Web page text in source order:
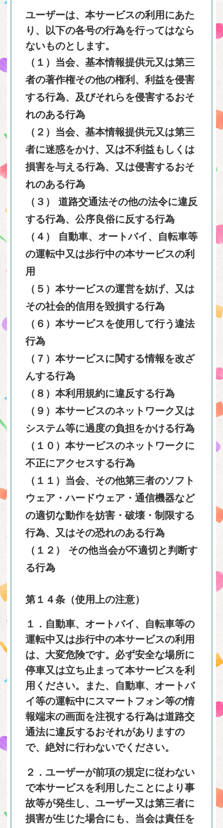
ユーザーは、本サービスの利用にあた
り、以下の各号の行為を行ってはなら
ないものとします。
（１）当会、基本情報提供元又は第三
者の著作権その他の権利、利益を侵害
する行為、及びそれらを侵害するおそ
れのある行為
（２）当会、基本情報提供元又は第三
者に迷惑をかけ、又は不利益もしくは
損害を与える行為、又は侵害するおそ
れのある行為
（３） 道路交通法その他の法令に違反
する行為、公序良俗に反する行為
（４） 自動車、オートバイ、自転車等
の運転中又は歩行中の本サービスの利
用
（５）本サービスの運営を妨げ、又は
その社会的信用を毀損する行為
（６）本サービスを使用して行う違法
行為
（７）本サービスに関する情報を改ざ
んする行為
（８）本利用規約に違反する行為
（９）本サービスのネットワーク又は
システム等に過度の負担をかける行為
（１０）本サービスのネットワークに
不正にアクセスする行為
（１１）当会、その他第三者のソフト
ウェア・ハードウェア・通信機器など
の適切な動作を妨害・破壊・制限する
行為、又はその恐れのある行為
（１２） その他当会が不適切と判断す
る行為
第１４条（使用上の注意）
１．自動車、オートバイ、自転車等の
運転中又は歩行中の本サービスの利用
は、大変危険です。必ず安全な場所に
停車又は立ち止まって本サービスを利
用ください。また、自動車、オートバ
イ等の運転中にスマートフォン等の情
報端末の画面を注視する行為は道路交
通法に違反するおそれがありますの
で、絶対に行わないでください。
２．ユーザーが前項の規定に従わない
で本サービスを利用したことにより事
故等が発生し、ユーザー又は第三者に
損害が生じた場合にも、当会は責任を